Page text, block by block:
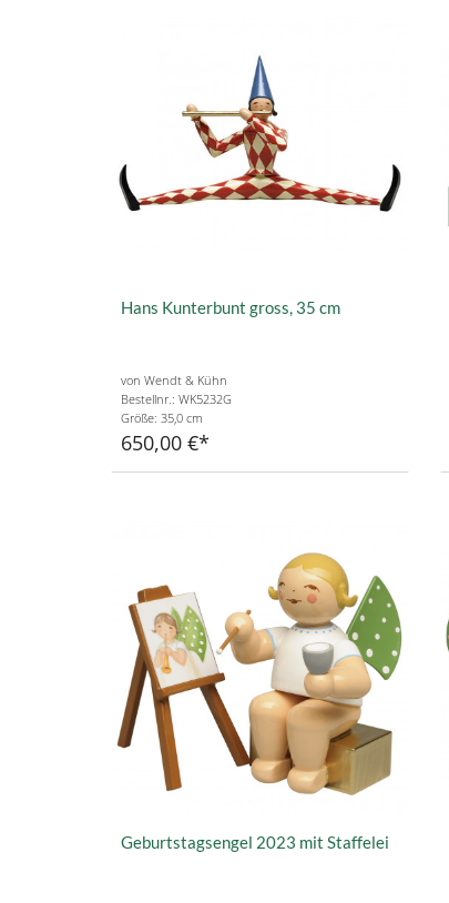
Hans Kunterbunt gross, 35 cm
von Wendt & Kühn
Bestellnr.: WK5232G
Größe: 35,0 cm
650,00 €
Geburtstagsengel 2023 mit Staffelei